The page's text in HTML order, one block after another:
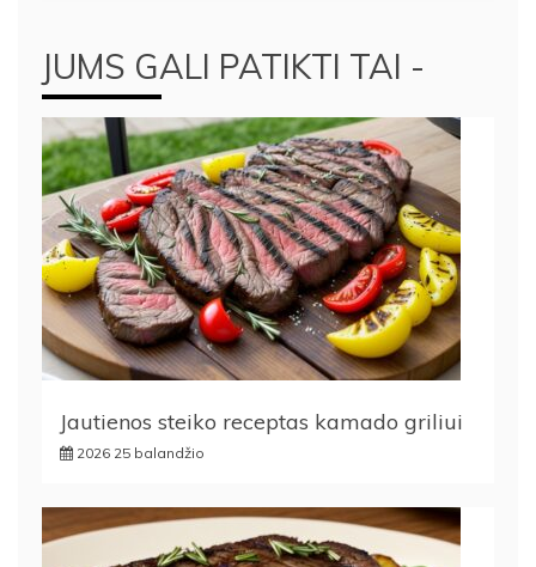
JUMS GALI PATIKTI TAI -
Jautienos steiko receptas kamado griliui
2026 25 balandžio